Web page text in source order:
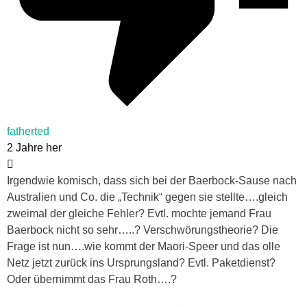
fatherted
2 Jahre her
Irgendwie komisch, dass sich bei der Baerbock-Sause nach
Australien und Co. die „Technik“ gegen sie stellte….gleich
zweimal der gleiche Fehler? Evtl. mochte jemand Frau
Baerbock nicht so sehr…..? Verschwörungstheorie? Die
Frage ist nun….wie kommt der Maori-Speer und das olle
Netz jetzt zurück ins Ursprungsland? Evtl. Paketdienst?
Oder übernimmt das Frau Roth….?